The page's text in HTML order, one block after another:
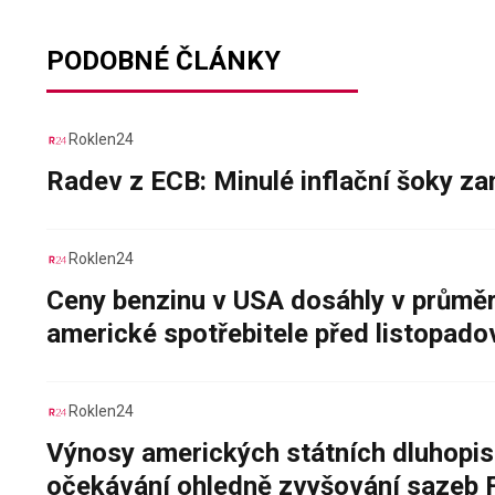
PODOBNÉ ČLÁNKY
Roklen24
Radev z ECB: Minulé inflační šoky
Roklen24
Ceny benzinu v USA dosáhly v
americké spotřebitele před
Roklen24
Výnosy amerických státních
očekávání ohledně zvyšování sazeb